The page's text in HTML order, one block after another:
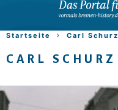
Startseite Carl Schurz
CARL SCHURZ